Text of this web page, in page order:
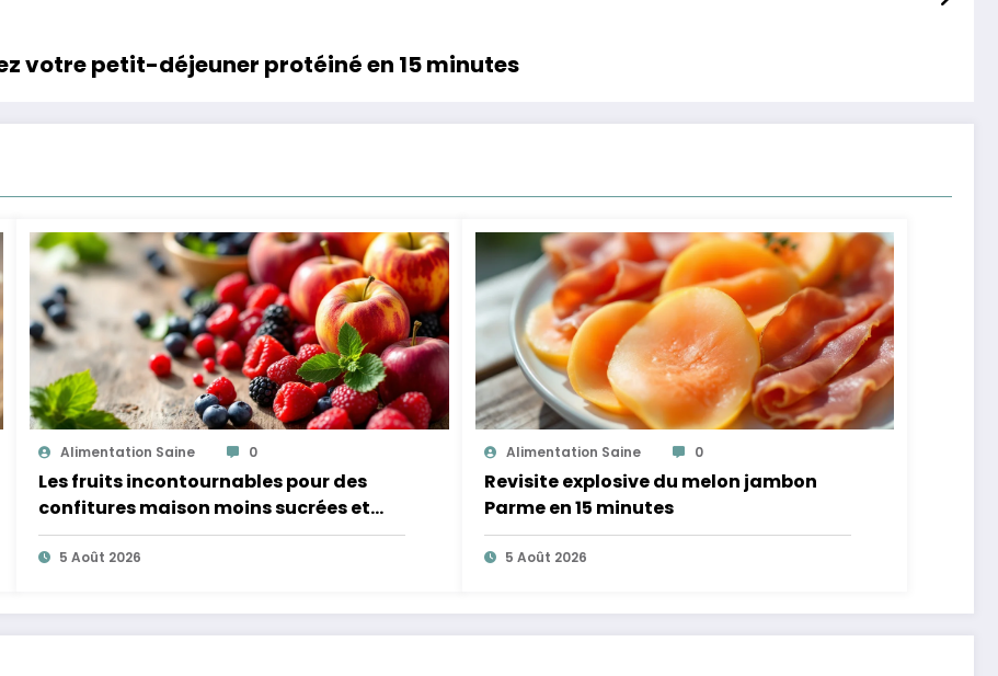
votre petit-déjeuner protéiné en 15 minutes
Alimentation Saine 0
Les fruits incontournables pour des
confitures maison moins sucrées et
plus légères
5 Août 2026
Alimentation Saine 0
Revisite explosive du melon jambon
Parme en 15 minutes
5 Août 2026